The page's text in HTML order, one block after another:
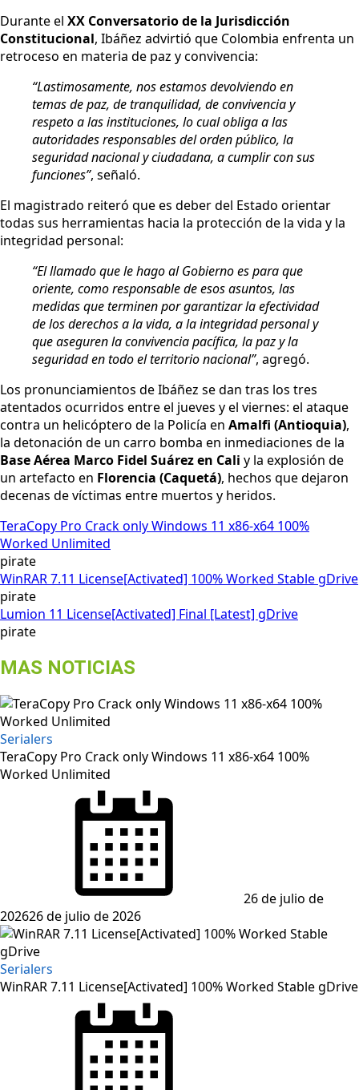
Durante el XX Conversatorio de la Jurisdicción
Constitucional, Ibáñez advirtió que Colombia enfrenta un
retroceso en materia de paz y convivencia:
“Lastimosamente, nos estamos devolviendo en
temas de paz, de tranquilidad, de convivencia y
respeto a las instituciones, lo cual obliga a las
autoridades responsables del orden público, la
seguridad nacional y ciudadana, a cumplir con sus
funciones”, señaló.
El magistrado reiteró que es deber del Estado orientar
todas sus herramientas hacia la protección de la vida y la
integridad personal:
“El llamado que le hago al Gobierno es para que
oriente, como responsable de esos asuntos, las
medidas que terminen por garantizar la efectividad
de los derechos a la vida, a la integridad personal y
que aseguren la convivencia pacífica, la paz y la
seguridad en todo el territorio nacional”, agregó.
Los pronunciamientos de Ibáñez se dan tras los tres
atentados ocurridos entre el jueves y el viernes: el ataque
contra un helicóptero de la Policía en Amalfi (Antioquia),
la detonación de un carro bomba en inmediaciones de la
Base Aérea Marco Fidel Suárez en Cali y la explosión de
un artefacto en Florencia (Caquetá), hechos que dejaron
decenas de víctimas entre muertos y heridos.
TeraCopy Pro Crack only Windows 11 x86-x64 100%
Worked Unlimited
pirate
WinRAR 7.11 License[Activated] 100% Worked Stable gDrive
pirate
Lumion 11 License[Activated] Final [Latest] gDrive
pirate
MAS NOTICIAS
Serialers
TeraCopy Pro Crack only Windows 11 x86-x64 100%
Worked Unlimited
26 de julio de
202626 de julio de 2026
Serialers
WinRAR 7.11 License[Activated] 100% Worked Stable gDrive